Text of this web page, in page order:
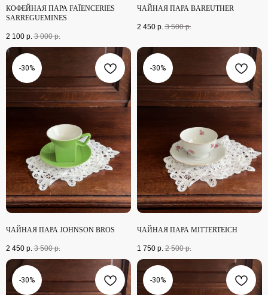
КОФЕЙНАЯ ПАРА FAÏENCERIES
SARREGUEMINES
2 100 р. 3 000 р.
ЧАЙНАЯ ПАРА BAREUTHER
2 450 р. 3 500 р.
-30%
ЧАЙНАЯ ПАРА JOHNSON BROS
2 450 р. 3 500 р.
-30%
ЧАЙНАЯ ПАРА MITTERTEICH
1 750 р. 2 500 р.
-30% -30%